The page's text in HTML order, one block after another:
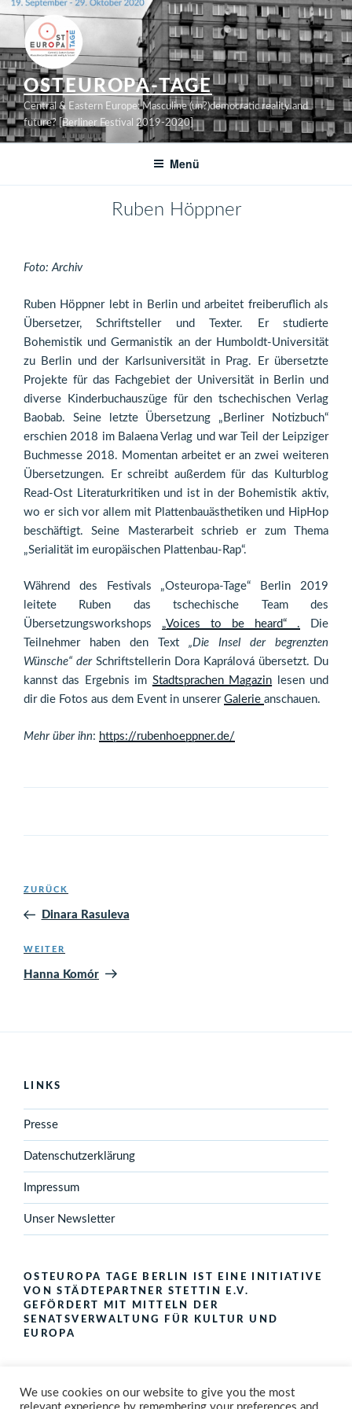
Zum
springen
OSTEUROPA-TAGE
Central & Eastern Europe: Masculine (un?)democratic reality and
future? [Berliner Festival 2019-2020]
Menü
Ruben Höppner
Foto: Archiv
Ruben Höppner lebt in Berlin und arbeitet freiberuflich als
Übersetzer, Schriftsteller und Texter. Er studierte
Bohemistik und Germanistik an der Humboldt-Universität
zu Berlin und der Karlsuniversität in Prag. Er übersetzte
Projekte für das Fachgebiet der Universität in Berlin und
diverse Kinderbuchauszüge für den tschechischen Verlag
Baobab. Seine letzte Übersetzung „Berliner Notizbuch“
erschien 2018 im Balaena Verlag und war Teil der Leipziger
Buchmesse 2018. Momentan arbeitet er an zwei weiteren
Übersetzungen. Er schreibt außerdem für das Kulturblog
Read-Ost Literaturkritiken und ist in der Bohemistik aktiv,
wo er sich vor allem mit Plattenbauästhetiken und HipHop
beschäftigt. Seine Masterarbeit schrieb er zum Thema
„Serialität im europäischen Plattenbau-Rap“.
Während des Festivals „Osteuropa-Tage“ Berlin 2019
leitete Ruben das tschechische Team des
Übersetzungsworkshops „Voices to be heard“ . Die
Teilnehmer haben den Text „Die Insel der begrenzten
Wünsche“ derSchriftstellerin Dora Kaprálová übersetzt. Du
kannst das Ergebnis im Stadtsprachen Magazin lesen und
dir die Fotos aus dem Event in unserer Galerie anschauen.
Mehr über ihn: https://rubenhoeppner.de/
Beitragsnavigation
Vorheriger
Beitrag
ZURÜCK
Dinara Rasuleva
Nächster
Beitrag
WEITER
Hanna Komór
LINKS
Presse
Datenschutzerklärung
Impressum
Unser Newsletter
OSTEUROPA TAGE BERLIN IST EINE INITIATIVE
VON STÄDTEPARTNER STETTIN E.V.
GEFÖRDERT MIT MITTELN DER
SENATSVERWALTUNG FÜR KULTUR UND
EUROPA
We use cookies on our website to give you the most